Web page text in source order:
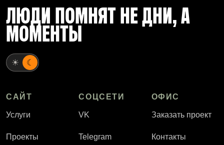
ЛЮДИ ПОМНЯТ НЕ ДНИ, А
МОМЕНТЫ
☀ ☾
САЙТ
Услуги
Проекты
СОЦСЕТИ
VK
Telegram
ОФИС
Заказать проект
Контакты